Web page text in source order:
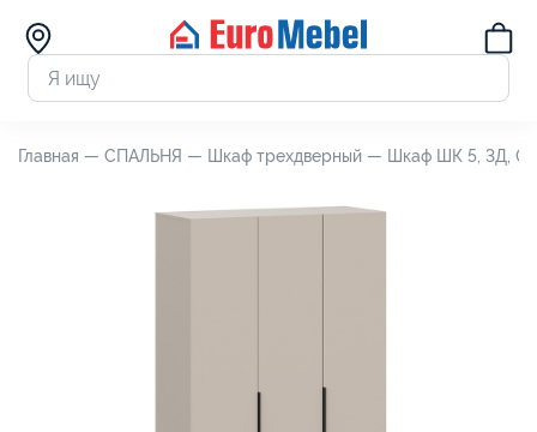
Главная — СПАЛЬНЯ — Шкаф трехдверный — Шкаф ШК 5, 3Д,